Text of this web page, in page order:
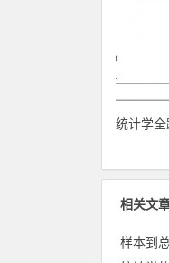
统计学
相关文
样本到